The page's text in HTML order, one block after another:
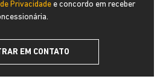
Privacidade e concordo em receber
EM CONTATO